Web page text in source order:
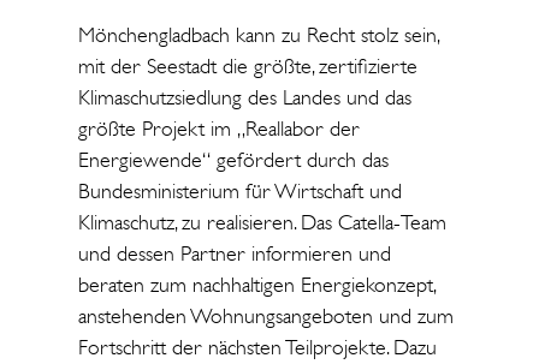
Mönchengladbach kann zu Recht stolz sein,
mit der Seestadt die größte, zertifizierte
Klimaschutzsiedlung des Landes und das
größte Projekt im „Reallabor der
Energiewende“ gefördert durch das
Bundesministerium für Wirtschaft und
Klimaschutz, zu realisieren. Das Catella-Team
und dessen Partner informieren und
beraten zum nachhaltigen Energiekonzept,
anstehenden Wohnungsangeboten und zum
Fortschritt der nächsten Teilprojekte. Dazu